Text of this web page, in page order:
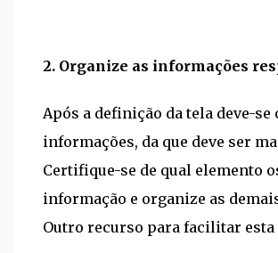
2. Organize as informações
Após a definição da tela deve-
informações, da que deve ser
Certifique-se de qual elemento
informação e organize as
Outro recurso para facilitar